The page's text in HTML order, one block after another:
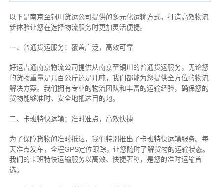
以下是南京至铜川货运公司提供的多元化运输方式，打造高效物流
新体验让您在选择物流服务时更加灵活便捷。
一、普通货运服务：覆盖广泛，高效可靠
好运吉通南京物流公司提供从南京至铜川的普通货运服务，无论您
的货物重量是几百公斤还是几吨，我们都能为您提供全方位的物流
解决方案。我们拥有专业的物流团队和丰富的运输经验，确保您的
货物能够准时、安全地抵达目的地。
二、卡班特快运输：准时准点，高效快捷
为了保障货物的准时抵达，我们特别推出了卡班特快运输服务。每
天准点发车，全程GPS定位跟踪，让您随时了解货物的运输状态。
我们的卡班特快运输服务以高效、快捷著称，是您的准时运输首
选。